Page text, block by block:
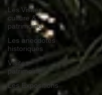
Les Visites
culture &
patrimoine
Les anecdotes
historiques
Visites
patrimoine
Les Expositions